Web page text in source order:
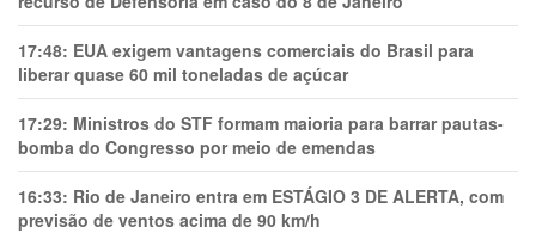
17:48: EUA exigem vantagens comerciais do Brasil para
liberar quase 60 mil toneladas de açúcar
17:29: Ministros do STF formam maioria para barrar pautas-
bomba do Congresso por meio de emendas
16:33: Rio de Janeiro entra em ESTÁGIO 3 DE ALERTA, com
previsão de ventos acima de 90 km/h